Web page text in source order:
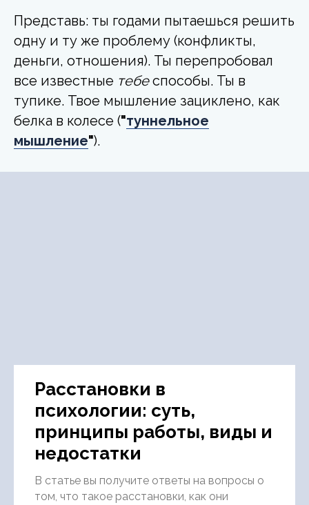
Представь: ты годами пытаешься решить
одну и ту же проблему (конфликты,
деньги, отношения). Ты перепробовал
все известные тебеспособы. Ты в
тупике. Твое мышление зациклено, как
белка в колесе ("туннельное
мышление").
Расстановки в
психологии: суть,
принципы работы, виды и
недостатки
В статье вы получите ответы на вопросы о
том, что такое расстановки, как они